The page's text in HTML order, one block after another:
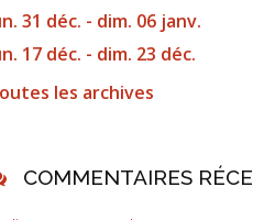
31 déc. - dim. 06 janv.
17 déc. - dim. 23 déc.
les archives
COMMENTAIRES